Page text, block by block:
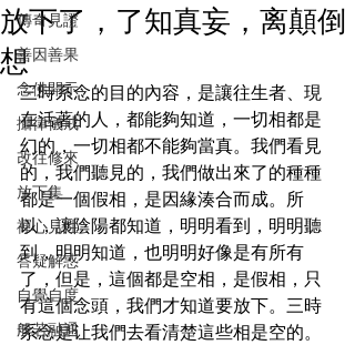
傳奇見證
善因善果
念佛開示
攝律儀戒
改往修來
放下集
禪心見性
答疑解惑
自覺自度
般若融通
放下了，了知真妄，离顛倒
想
三時系念的目的內容，是讓往生者、現
在活著的人，都能夠知道，一切相都是
幻的，一切相都不能夠當真。我們看見
的，我們聽見的，我們做出來了的種種
都是一個假相，是因緣湊合而成。所
以，讓陰陽都知道，明明看到，明明聽
到，明明知道，也明明好像是有所有
了，但是，這個都是空相，是假相，只
有這個念頭，我們才知道要放下。三時
系念是让我們去看清楚這些相是空的。